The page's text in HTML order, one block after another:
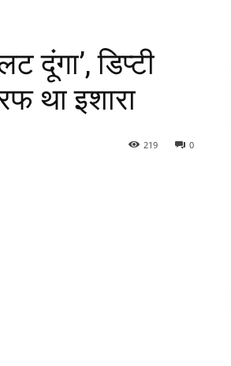
दूंगा’, डिप्टी
था इशारा
0
219